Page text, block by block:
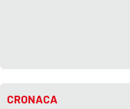
LA
CRONACA